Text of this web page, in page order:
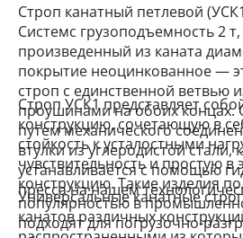
Строп канатный петлевой
Системс грузоподъемность 2
произведенный из каната
покрытие неоцинкованное —
строп c единственной ветвью
проушинами на обоих концах.
путем механического
втулки из углеродистой стали,
устанавливается с помощью
пресса на нашем
Строп УСК1 представляет
конструкцию, сочетающую в
стойкость к усталостными
чувствительность и простую в
конструкцию. Такие изделия
популярностью в
подходят для погрузочно-
Универсальные канатные
канатов различных